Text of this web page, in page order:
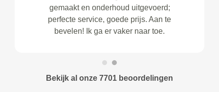
gemaakt en onderhoud uitgevoerd;
perfecte service, goede prijs. Aan te
bevelen! Ik ga er vaker naar toe.
Bekijk al onze 7701 beoordelingen